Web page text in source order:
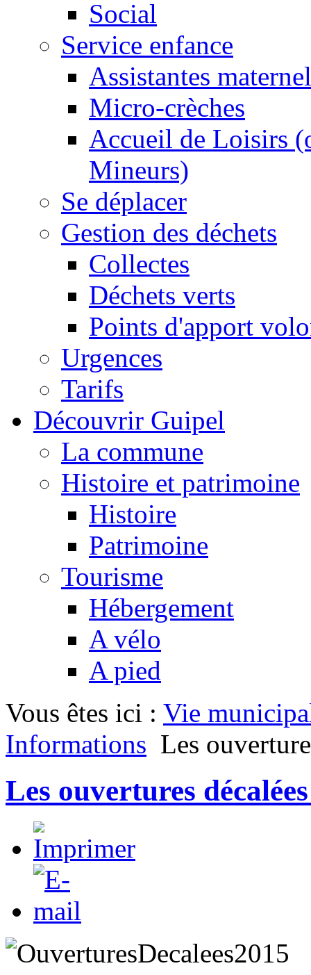
Social
Service enfance
Assistantes
Micro-crèches
Accueil de Loisirs
Mineurs)
Se déplacer
Gestion des déchets
Collectes
Déchets verts
Points d'apport
Urgences
Tarifs
Découvrir Guipel
La commune
Histoire et patrimoine
Histoire
Patrimoine
Tourisme
Hébergement
A vélo
A pied
Vous êtes ici : Vie
Informations Les
Les ouvertures